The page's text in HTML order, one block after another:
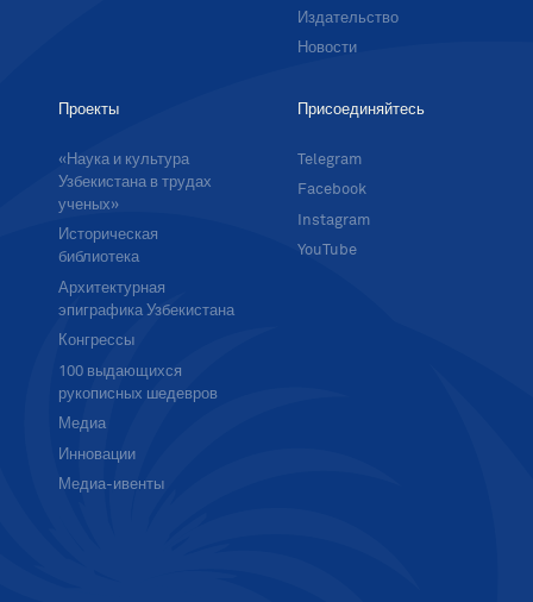
Издательство
Новости
Проекты
«Наука и культура
Узбекистана в трудах
ученых»
Историческая
библиотека
Архитектурная
эпиграфика Узбекистана
Конгрессы
100 выдающихся
рукописных шедевров
Медиа
Инновации
Медиа-ивенты
Присоединяйтесь
Telegram
Facebook
Instagram
YouTube